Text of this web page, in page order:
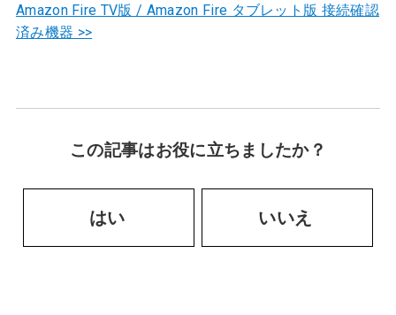
Amazon Fire TV版 / Amazon Fire タブレット版 接続確認
済み機器 >>
この記事はお役に立ちましたか？
はい いいえ